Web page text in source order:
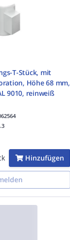
T-Stück, mit
Höhe 68 mm,
9010, reinweiß
Hinzufügen